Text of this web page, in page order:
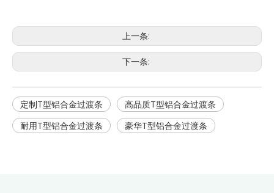
上一条:
下一条:
定制T型铝合金过渡条
高品质T型铝合金过渡条
耐用T型铝合金过渡条
豪华T型铝合金过渡条